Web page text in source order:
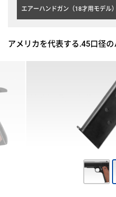
エアーハンドガン（18才用モデル）
アメリカを代表する.45口径